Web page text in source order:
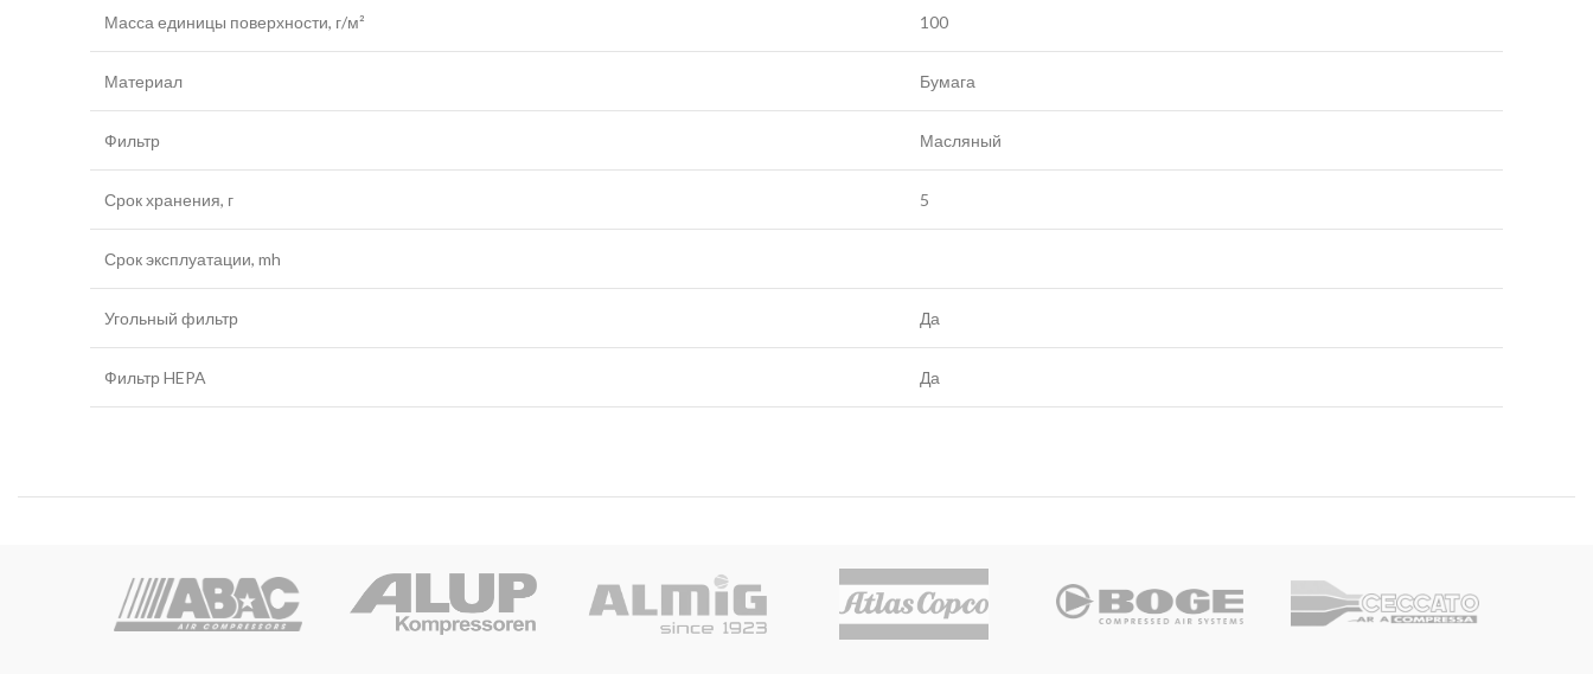
Масса единицы поверхности, г/м² 100
Материал Бумага
Фильтр Масляный
Срок хранения, г 5
Срок эксплуатации, mh
Угольный фильтр Да
Фильтр HEPA Да